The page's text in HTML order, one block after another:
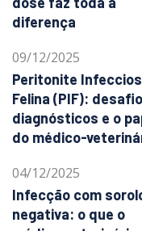
diferença
09/12/2025
Peritonite
Felina (PIF):
diagnósticos e o
do médico-
04/12/2025
Infecção com
negativa: o que o